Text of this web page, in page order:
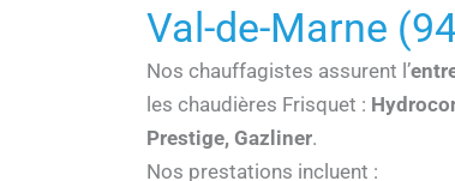
Val-de-Marne
Nos chauffagistes assurent l’
les chaudières Frisquet :
Prestige, Gazliner.
Nos prestations incluent :